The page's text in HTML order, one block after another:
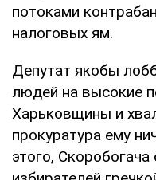
потоками
налоговых ям.
Депутат якобы
людей на высокие
Харьковщины и
прокуратура ему
этого,